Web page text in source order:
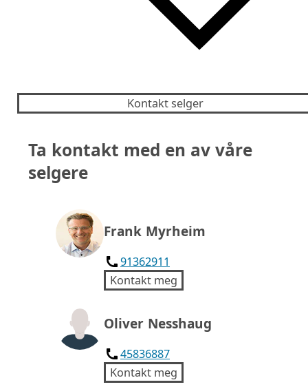
Kontakt selger
Ta kontakt med en av våre
selgere
Frank Myrheim
91362911
Kontakt meg
Oliver Nesshaug
45836887
Kontakt meg